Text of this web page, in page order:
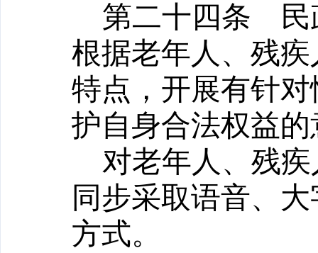
第二十四条 民
根据老年人、残
特点，开展有针
护自身合法权益
对老年人、残
同步采取语音、
方式。